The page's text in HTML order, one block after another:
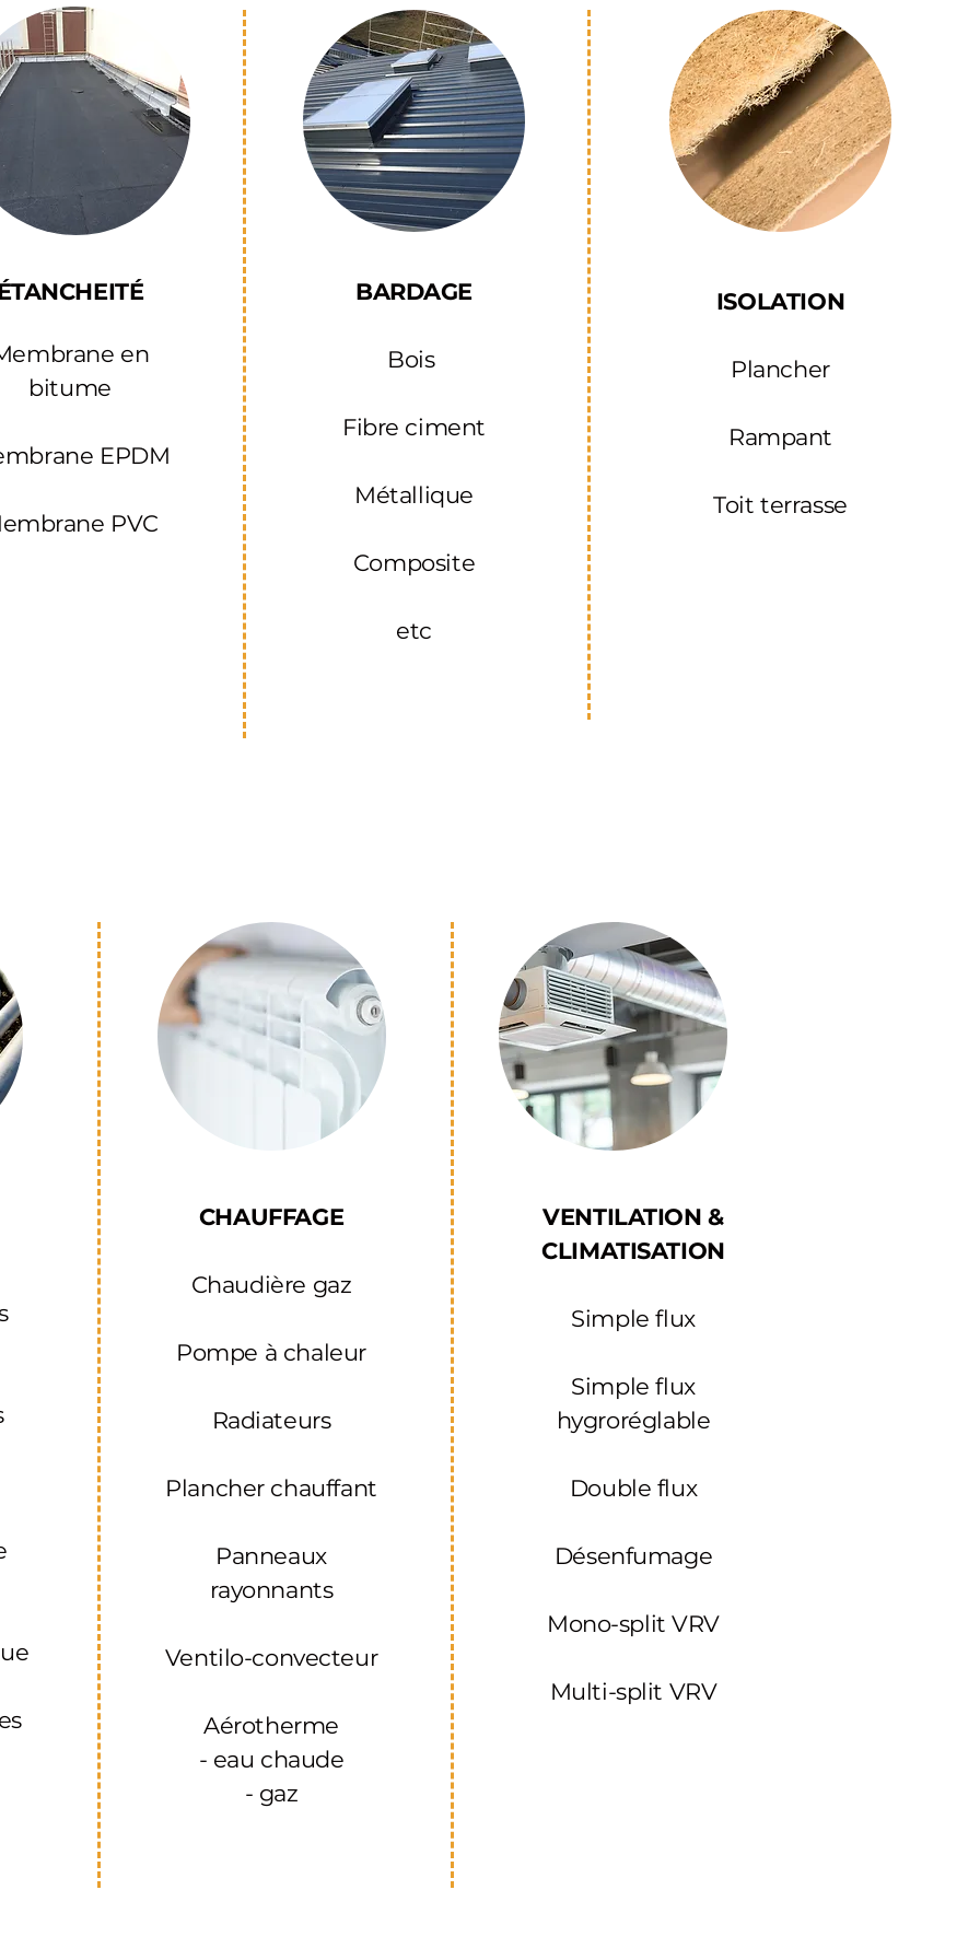
en
bitume
EPDM
PVC
BARDAGE​
Bois ​
Fibre ciment
Métallique
Composite
etc
ISOLATION
Plancher
Rampant
Toit terrasse
CHAUFFAGE
Chaudière gaz
Pompe à chaleur
Radiateurs
Plancher chauffant
Panneaux
rayonnants
Ventilo-convecteur
Aérotherme
- eau chaude
- gaz
VENTILATION &
CLIMATISATION
Simple flux
Simple flux
hygroréglable
Double flux
Désenfumage
Mono-split VRV
Multi-split VRV